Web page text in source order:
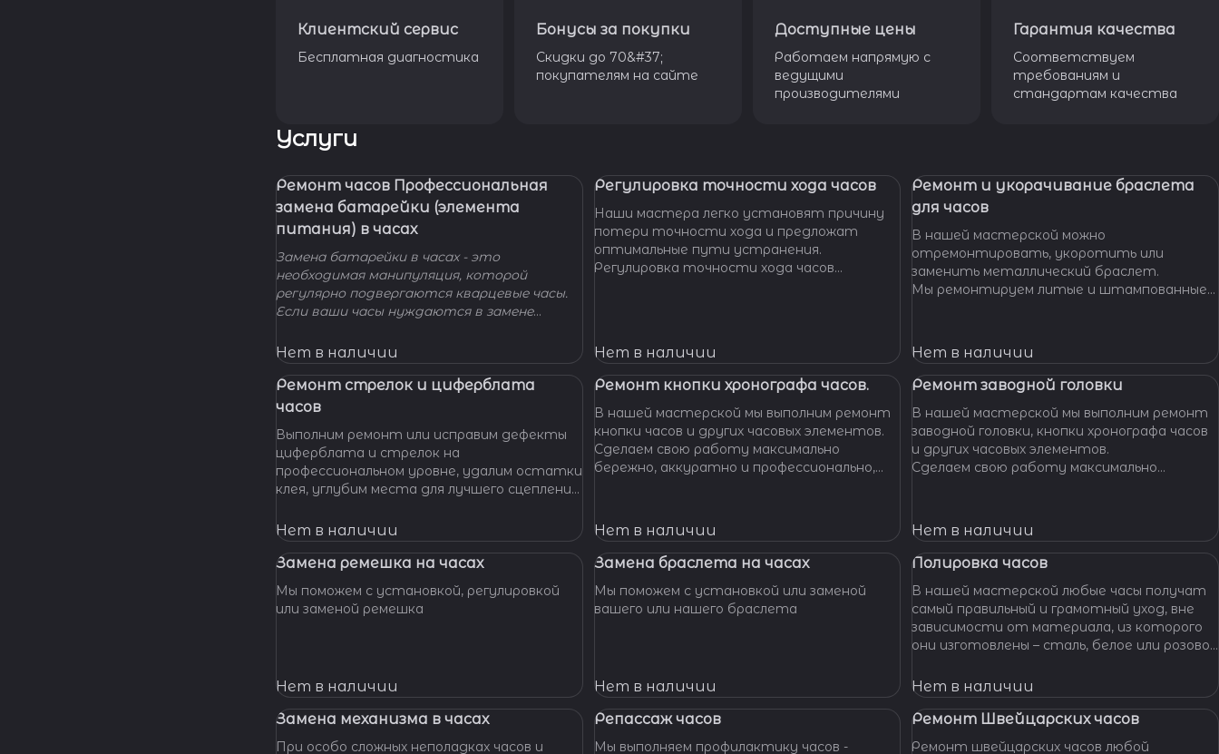
Клиентский сервис
Бесплатная диагностика
Бонусы за покупки
Скидки до 70&#37;
покупателям на сайте
Доступные цены
Работаем напрямую с
ведущими
производителями
Гарантия качества
Соответствуем
требованиям и
стандартам качества
Услуги
Ремонт часов Профессиональная
замена батарейки (элемента
питания) в часах
Замена батарейки в часах - это
необходимая манипуляция, которой
регулярно подвергаются кварцевые часы.
Если ваши часы нуждаются в замене
нашу мастерскую! Наши мастера с
удовольствием помогут вам решить
вашу проблему и произведут замену
батарейки профессионально, быстро,
Нет в наличии
Регулировка точности хода часов
Наши мастера легко установят причину
потери точности хода и предложат
оптимальные пути устранения.
Регулировка точности хода часов
Нет в наличии
Ремонт и укорачивание браслета
для часов
В нашей мастерской можно
отремонтировать, укоротить или
заменить металлический браслет.
Мы ремонтируем литые и штампованные
освежаем их внешний вид,
Нет в наличии
Ремонт стрелок и циферблата
часов
Выполним ремонт или исправим дефекты
циферблата и стрелок на
профессиональном уровне, удалим остатки
клея, углубим места для лучшего сцепления
стрелки, метки, камни. Восстановим
крепления циферблата к механизму.
Нет в наличии
Ремонт кнопки хронографа часов.
В нашей мастерской мы выполним ремонт
кнопки часов и других часовых элементов.
Сделаем свою работу максимально
бережно, аккуратно и профессионально,
Нет в наличии
Ремонт заводной головки
В нашей мастерской мы выполним ремонт
заводной головки, кнопки хронографа часов
и других часовых элементов.
Сделаем свою работу максимально
Нет в наличии
Замена ремешка на часах
Мы поможем с установкой, регулировкой
или заменой ремешка
Нет в наличии
Замена браслета на часах
Мы поможем с установкой или заменой
вашего или нашего браслета
Нет в наличии
Полировка часов
В нашей мастерской любые часы получат
самый правильный и грамотный уход, вне
зависимости от материала, из которого
они изготовлены – сталь, белое или розовое
специалисты отполируют практически
любой материал.
Нет в наличии
Замена механизма в часах
При особо сложных неполадках часов и
Репассаж часов
Мы выполняем профилактику часов -
Ремонт Швейцарских часов
Ремонт швейцарских часов любой